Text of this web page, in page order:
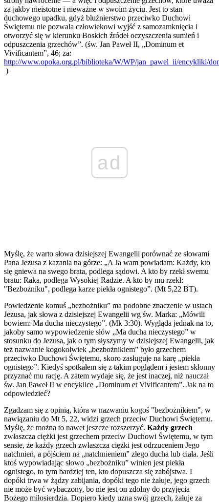
za jakby nieistotne i nieważne w swoim życiu. Jest to stan
duchowego upadku, gdyż bluźnierstwo przeciwko Duchowi
Świętemu nie pozwala człowiekowi wyjść z samozamknięcia i
otworzyć się w kierunku Boskich źródeł oczyszczenia sumień i
odpuszczenia grzechów”. (św. Jan Paweł II, „Dominum et
Vivificantem”, 46; za:
http://www.opoka.org.pl/biblioteka/W/WP/jan_pawel_ii/encykliki/
)
ad
Myślę, że warto słowa dzisiejszej Ewangelii porównać ze słowami
Pana Jezusa z kazania na górze: „A Ja wam powiadam: Każdy, kto
się gniewa na swego brata, podlega sądowi. A kto by rzekł swemu
bratu: Raka, podlega Wysokiej Radzie. A kto by mu rzekł:
"Bezbożniku", podlega karze piekła ognistego”. (Mt 5,22 BT).
Powiedzenie komuś „bezbożniku” ma podobne znaczenie w ustach
Jezusa, jak słowa z dzisiejszej Ewangelii wg św. Marka: „Mówili
bowiem: Ma ducha nieczystego”. (Mk 3:30). Wygląda jednak na to,
jakoby samo wypowiedzenie słów „Ma ducha nieczystego” w
stosunku do Jezusa, jak o tym słyszymy w dzisiejszej Ewangelii, jak
też nazwanie kogokolwiek „bezbożnikiem” było grzechem
przeciwko Duchowi Świętemu, skoro zasługuje na karę „piekła
ognistego”. Kiedyś spotkałem się z takim poglądem i jestem skłonny
przyznać mu rację. A zatem wydaje się, że jest inaczej, niż nauczał
św. Jan Paweł II w encyklice „Dominum et Vivificantem”. Jak na to
odpowiedzieć?
Zgadzam się z opinią, która w nazwaniu kogoś "bezbożnikiem", w
nawiązaniu do Mt 5, 22, widzi grzech przeciw Duchowi Świętemu.
Myślę, że można to nawet jeszcze rozszerzyć. Każdy grzech
zwłaszcza ciężki jest grzechem przeciw Duchowi Świętemu, w tym
sensie, że każdy grzech zwłaszcza ciężki jest odrzuceniem Jego
natchnień, a pójściem na „natchnieniem” złego ducha lub ciała. Jeśli
ktoś wypowiadając słowo „bezbożniku” winien jest piekła
ognistego, to tym bardziej ten, kto dopuszcza się zabójstwa. I
dopóki trwa w żądzy zabijania, dopóki tego nie żałuje, jego grzech
nie może być wybaczony, bo nie jest on zdolny do przyjęcia
Bożego miłosierdzia. Dopiero kiedy uzna swój grzech, żałuje za